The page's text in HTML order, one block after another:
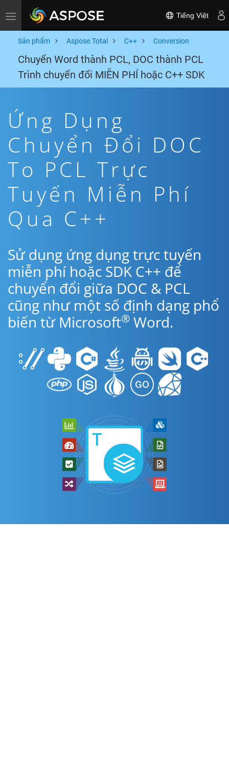
Toggle navigation Tiếng Việt
Sản phẩm Aspose.Total C++ Conversion
Chuyển Word thành PCL, DOC thành PCL
Trình chuyển đổi MIỄN PHÍ hoặc C++ SDK
Ứng Dụng
Chuyển Đổi DOC
To PCL Trực
Tuyến Miễn Phí
Qua C++
Sử dụng ứng dụng trực tuyến
miễn phí hoặc SDK C++ để
chuyển đổi giữa DOC & PCL
cũng như một số định dạng phổ
biến từ Microsoft® Word.